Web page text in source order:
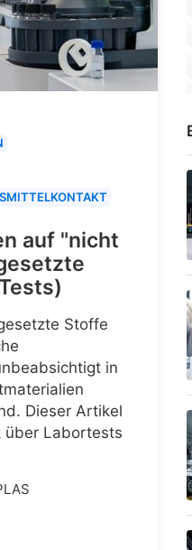
auf "nicht
Stoffe
in
Dieser Artikel
über Labortests